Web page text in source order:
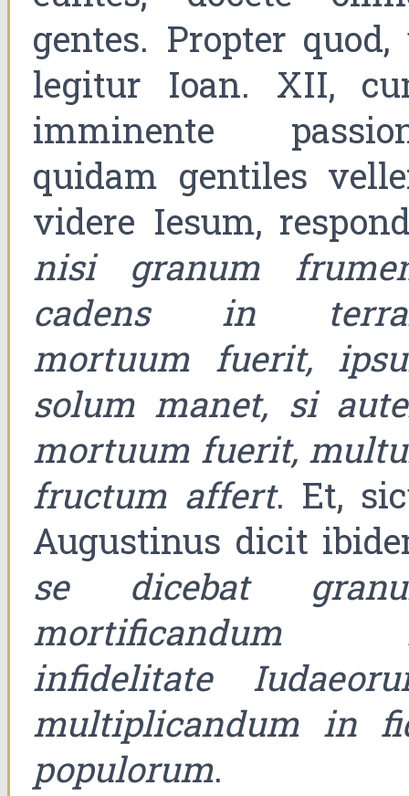
gentes. Propter quod,
legitur Ioan. XII,
imminente
quidam gentiles
videre Iesum,
nisi granum
cadens in
mortuum fuerit,
solum manet, si
mortuum fuerit,
fructum affert. Et,
Augustinus dicit
se dicebat
mortificandum
infidelitate
multiplicandum in
populorum.